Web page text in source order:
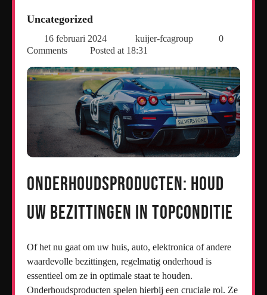
Uncategorized
16 februari 2024 kuijer-fcagroup
0
Comments
Posted at 18:31
Onderhoudsproducten: Houd
uw bezittingen in topconditie
Of het nu gaat om uw huis, auto, elektronica of andere
waardevolle bezittingen, regelmatig onderhoud is
essentieel om ze in optimale staat te houden.
Onderhoudsproducten spelen hierbij een cruciale rol. Ze